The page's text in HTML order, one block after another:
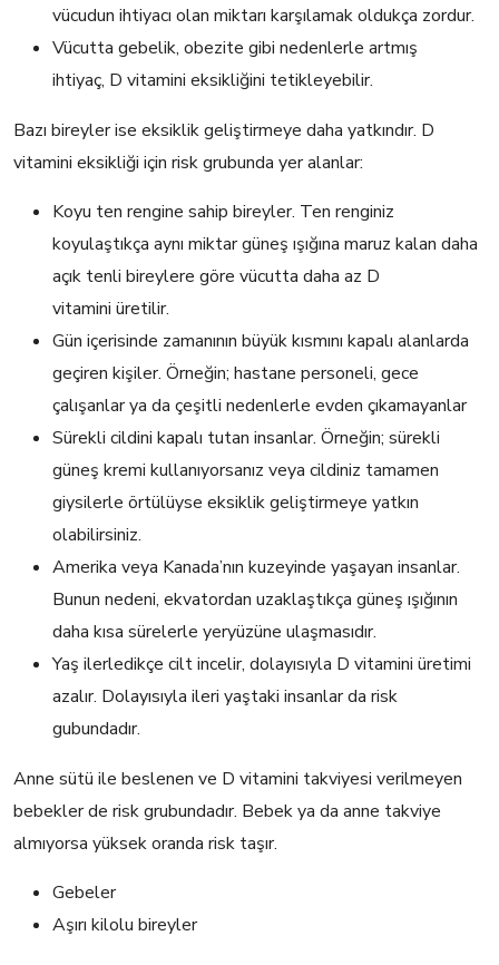
vücudun ihtiyacı olan miktarı karşılamak oldukça zordur.
Vücutta gebelik, obezite gibi nedenlerle artmış
ihtiyaç, D vitamini eksikliğini tetikleyebilir.
Bazı bireyler ise eksiklik geliştirmeye daha yatkındır. D
vitamini eksikliği için risk grubunda yer alanlar:
Koyu ten rengine sahip bireyler. Ten renginiz
koyulaştıkça aynı miktar güneş ışığına maruz kalan daha
açık tenli bireylere göre vücutta daha az D
vitamini üretilir.
Gün içerisinde zamanının büyük kısmını kapalı alanlarda
geçiren kişiler. Örneğin; hastane personeli, gece
çalışanlar ya da çeşitli nedenlerle evden çıkamayanlar
Sürekli cildini kapalı tutan insanlar. Örneğin; sürekli
güneş kremi kullanıyorsanız veya cildiniz tamamen
giysilerle örtülüyse eksiklik geliştirmeye yatkın
olabilirsiniz.
Amerika veya Kanada’nın kuzeyinde yaşayan insanlar.
Bunun nedeni, ekvatordan uzaklaştıkça güneş ışığının
daha kısa sürelerle yeryüzüne ulaşmasıdır.
Yaş ilerledikçe cilt incelir, dolayısıyla D vitamini üretimi
azalır. Dolayısıyla ileri yaştaki insanlar da risk
gubundadır.
Anne sütü ile beslenen ve D vitamini takviyesi verilmeyen
bebekler de risk grubundadır. Bebek ya da anne takviye
almıyorsa yüksek oranda risk taşır.
Gebeler
Aşırı kilolu bireyler